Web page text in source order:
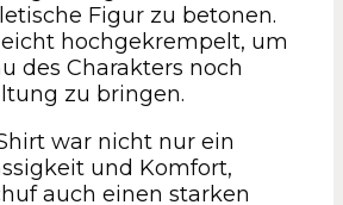
Figur zu betonen.
hochgekrempelt, um
des Charakters noch
zu bringen.
war nicht nur ein
und Komfort,
auch einen starken